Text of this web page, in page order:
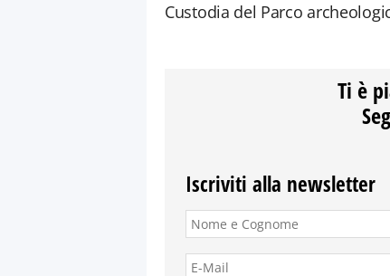
Custodia del Parco
Ti è
Iscriviti alla newsletter